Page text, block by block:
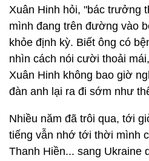
Xuân Hinh hỏi, "bác trưởng
mình đang trên đường vào
khỏe định kỳ. Biết ông có
nhìn cách nói cười thoải
Xuân Hinh không bao giờ
đàn anh lại ra đi sớm như
Nhiều năm đã trôi qua, tới
tiếng vẫn nhớ tới thời mình
Thanh Hiền... sang Ukraine